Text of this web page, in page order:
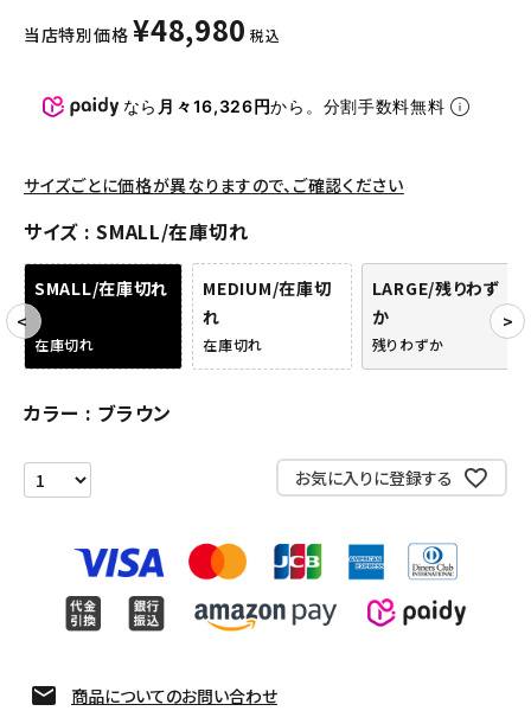
スニーカー・ブーツ
COLLABORATION BRAND
SEASON
CONTENTS
ACCOUNT MENU
meeting_room 会員登録
Follow us
当店特別価格 ¥48,980 税込
なら 月々16,326円から。分割手数料無料
サイズごとに価格が異なりますので、ご確認ください
サイズ SMALL/在庫切れ
SMALL/在庫切れ
在庫切れ
MEDIUM/在庫切
れ
在庫切れ
LARGE/残りわず
か
残りわずか
カラー ブラウン
お気に入りに登録する
商品についてのお問い合わせ